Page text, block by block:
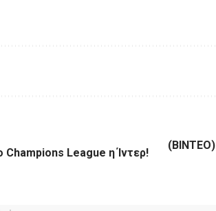
Champions League η Ίντερ!
(ΒΙΝΤΕΟ)